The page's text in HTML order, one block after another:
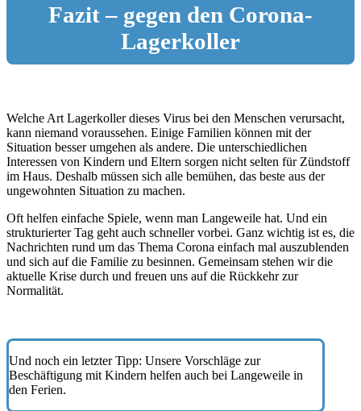
Fazit – gegen den Corona-
Lagerkoller
Welche Art Lagerkoller dieses Virus bei den Menschen verursacht,
kann niemand voraussehen. Einige Familien können mit der
Situation besser umgehen als andere. Die unterschiedlichen
Interessen von Kindern und Eltern sorgen nicht selten für Zündstoff
im Haus. Deshalb müssen sich alle bemühen, das beste aus der
ungewohnten Situation zu machen.
Oft helfen einfache Spiele, wenn man Langeweile hat. Und ein
strukturierter Tag geht auch schneller vorbei. Ganz wichtig ist es, die
Nachrichten rund um das Thema Corona einfach mal auszublenden
und sich auf die Familie zu besinnen. Gemeinsam stehen wir die
aktuelle Krise durch und freuen uns auf die Rückkehr zur
Normalität.
Und noch ein letzter Tipp: Unsere Vorschläge zur
Beschäftigung mit Kindern helfen auch bei Langeweile in
den Ferien.